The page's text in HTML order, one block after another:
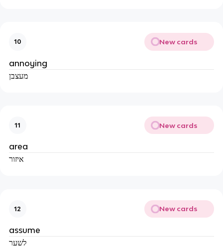
10 New cards
annoying
מעצבן
11 New cards
area
איזור
12 New cards
assume
לשער